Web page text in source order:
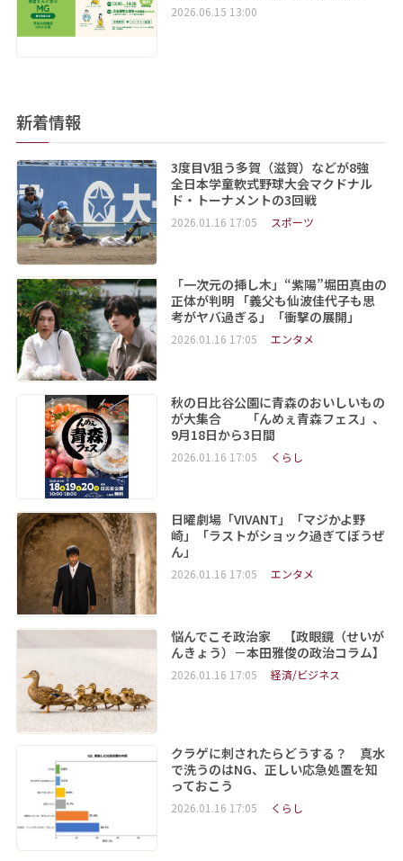
2026.06.15 13:00
新着情報
3度目V狙う多賀（滋賀）などが8強
全日本学童軟式野球大会マクドナル
ド・トーナメントの3回戦
2026.01.16 17:05 スポーツ
「一次元の挿し木」“紫陽”堀田真由の
正体が判明 「義父も仙波佳代子も思
考がヤバ過ぎる」「衝撃の展開」
2026.01.16 17:05 エンタメ
秋の日比谷公園に青森のおいしいもの
が大集合 「んめぇ青森フェス」、
9月18日から3日間
2026.01.16 17:05 くらし
日曜劇場「VIVANT」「マジかよ野
崎」「ラストがショック過ぎてぼうぜ
ん」
2026.01.16 17:05 エンタメ
悩んでこそ政治家 【政眼鏡（せいが
んきょう）－本田雅俊の政治コラム】
2026.01.16 17:05 経済/ビジネス
クラゲに刺されたらどうする？ 真水
で洗うのはNG、正しい応急処置を知
っておこう
2026.01.16 17:05 くらし